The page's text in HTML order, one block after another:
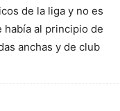
de la liga y no es
había al principio de
anchas y de club